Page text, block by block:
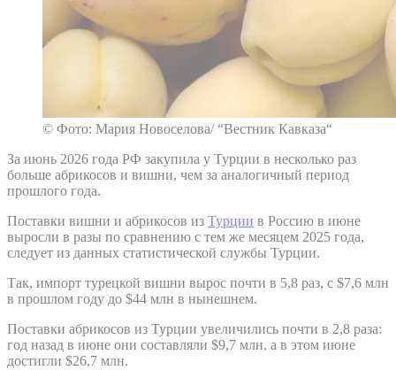
© Фото: Мария Новоселова/ “Вестник Кавказа“
За июнь 2026 года РФ закупила у Турции в несколько раз
больше абрикосов и вишни, чем за аналогичный период
прошлого года.
Поставки вишни и абрикосов из Турции в Россию в июне
выросли в разы по сравнению с тем же месяцем 2025 года,
следует из данных статистической службы Турции.
Так, импорт турецкой вишни вырос почти в 5,8 раз, с $7,6 млн
в прошлом году до $44 млн в нынешнем.
Поставки абрикосов из Турции увеличились почти в 2,8 раза:
год назад в июне они составляли $9,7 млн, а в этом июне
достигли $26,7 млн.